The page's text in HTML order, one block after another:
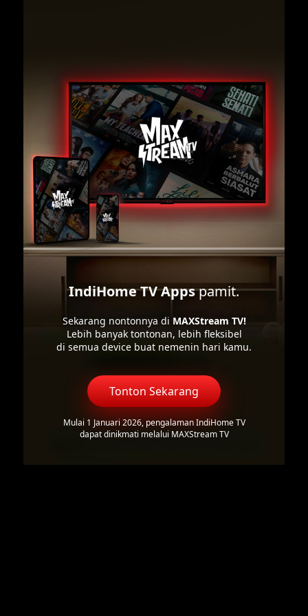
IndiHome TV Appspamit.
Sekarang nontonnya di MAXStream TV!
Lebih banyak tontonan, lebih fleksibel
di semua device buat nemenin hari kamu.
Tonton Sekarang
Mulai 1 Januari 2026, pengalaman IndiHome TV
dapat dinikmati melalui MAXStream TV